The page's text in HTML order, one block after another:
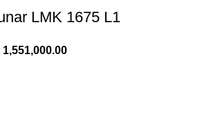
LMK 1675 L1
1,551,000.00